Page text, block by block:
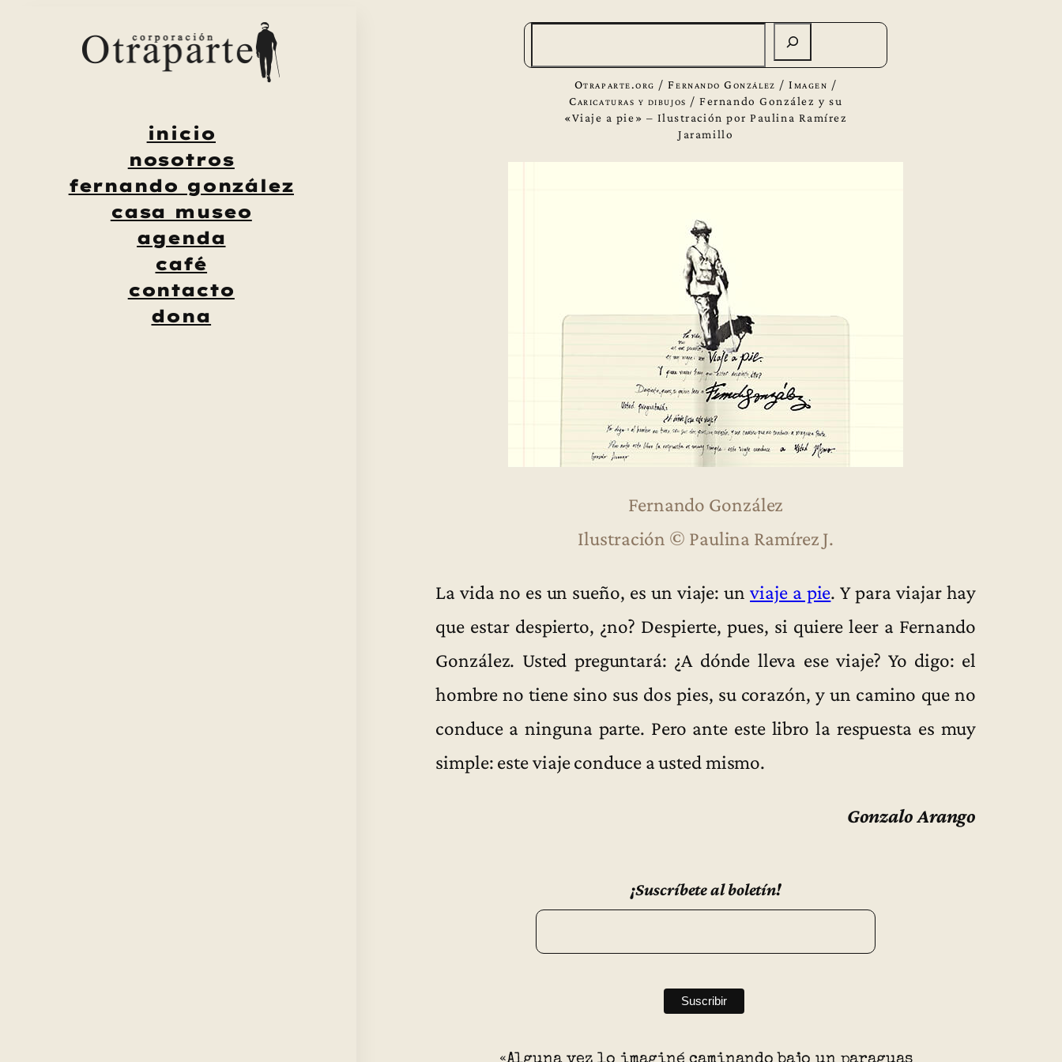
inicio
nosotros
fernando gonzález
casa museo
agenda
café
contacto
dona
Otraparte.org /Fernando González /Imagen /
Caricaturas y dibujos /Fernando González y su
«Viaje a pie» – Ilustración por Paulina Ramírez
Jaramillo
Fernando González
Ilustración © Paulina Ramírez J.
La vida no es un sueño, es un viaje: unviaje a pie. Y para viajar hay
que estar despierto, ¿no? Despierte, pues, si quiere leer a Fernando
González. Usted preguntará: ¿A dónde lleva ese viaje? Yo digo: el
hombre no tiene sino sus dos pies, su corazón, y un camino que no
conduce a ninguna parte. Pero ante este libro la respuesta es muy
simple: este viaje conduce a usted mismo.
Gonzalo Arango
¡Suscríbete al boletín!